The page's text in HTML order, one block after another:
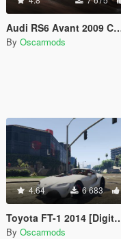
Audi RS6 Avant 2009 C6 [Add-On | Tuning]
By Oscarmods
4.64 6 683
Toyota FT-1 2014 [Digital Dials | Spoiler]
By Oscarmods